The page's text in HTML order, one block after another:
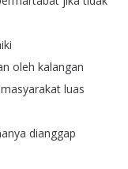
oleh kalangan
masyarakat luas
dianggap